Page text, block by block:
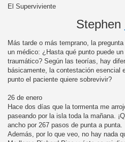
El Superviviente
Stephen
Más tarde o más temprano, la
un médico: ¿Hasta qué punto puede
traumático? Según las teorías, hay
básicamente, la contestación esencial
punto el paciente quiere sobrevivir?
26 de enero
Hace dos días que la tormenta me
paseando por la isla toda la mañana.
ancho por 267 pasos de punta a punta.
Además, por lo que veo, no hay nada